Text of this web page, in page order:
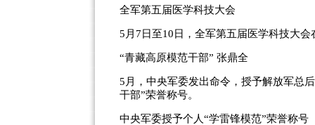
全军第五届医学科技大会
5月7日至10日，全军第五届医学科技大会
“青藏高原模范干部” 张鼎全
5月，中央军委发出命令，授予解放军总
干部”荣誉称号。
中央军委授予个人“学雷锋模范”荣誉称号